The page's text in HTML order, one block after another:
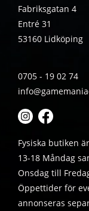
Fabriksgatan 4
Entré 31
53160 Lidköping
0705 - 19 02 74
Fysiska butiken
13-18 Måndag
Onsdag till
Öppettider för
annonseras